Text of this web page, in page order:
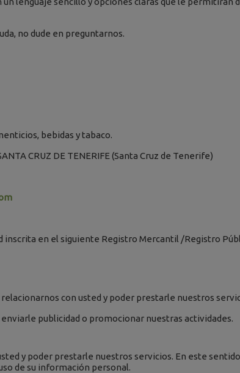
no dude en preguntarnos.
bebidas y tabaco.
CRUZ DE TENERIFE (Santa Cruz de Tenerife)
inscrita en el siguiente Registro Mercantil /Registro
con usted y poder prestarle nuestros
publicidad o promocionar nuestras actividades.
y poder prestarle nuestros servicios. En este
de su información personal.